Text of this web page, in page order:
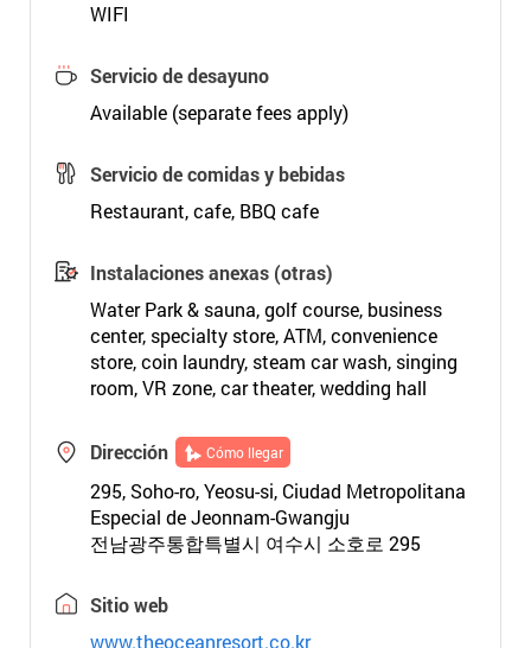
WIFI
Servicio de desayuno
Available (separate fees apply)
Servicio de comidas y bebidas
Restaurant, cafe, BBQ cafe
Instalaciones anexas (otras)
Water Park & sauna, golf course, business
center, specialty store, ATM, convenience
store, coin laundry, steam car wash, singing
room, VR zone, car theater, wedding hall
Dirección Cómo llegar
295, Soho-ro, Yeosu-si, Ciudad Metropolitana
Especial de Jeonnam-Gwangju
전남광주통합특별시 여수시 소호로 295
Sitio web
www.theoceanresort.co.kr